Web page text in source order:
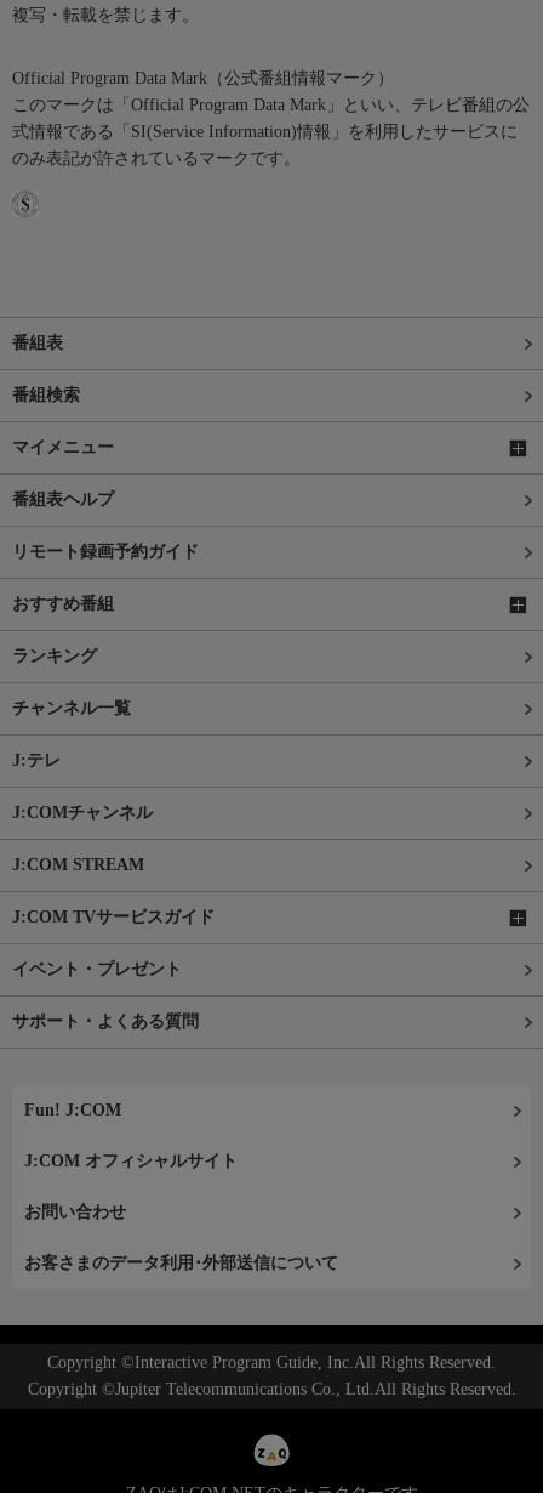
複写・転載を禁じます。
Official Program Data Mark（公式番組情報マーク）
このマークは「Official Program Data Mark」といい、テレビ番組の公
式情報である「SI(Service Information)情報」を利用したサービスに
のみ表記が許されているマークです。
番組表
番組検索
マイメニュー
番組表ヘルプ
リモート録画予約ガイド
おすすめ番組
ランキング
チャンネル一覧
J:テレ
J:COMチャンネル
J:COM STREAM
J:COM TVサービスガイド
イベント・プレゼント
サポート・よくある質問
Fun! J:COM
J:COM オフィシャルサイト
お問い合わせ
お客さまのデータ利用･外部送信について
Copyright ©Interactive Program Guide, Inc.All Rights Reserved.
Copyright ©Jupiter Telecommunications Co., Ltd.All Rights Reserved.